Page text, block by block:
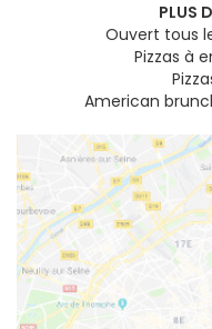
PLUS
Ouvert tous
Pizzas à
American